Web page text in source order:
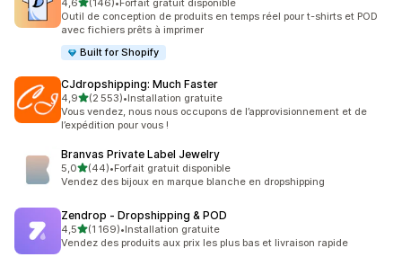
4,6 (146)
146 avis au total
•Forfait gratuit disponible
Outil de conception de produits en temps réel pour t-shirts et POD
avec fichiers prêts à imprimer
Built for Shopify
CJdropshipping: Much Faster
4,9étoile(s) sur 5
(2 553)
2553 avis au total
•Installation gratuite
Vous vendez, nous nous occupons de l’approvisionnement et de
l’expédition pour vous !
Branvas Private Label Jewelry
5,0étoile(s) sur 5
(44)
44 avis au total
•Forfait gratuit disponible
Vendez des bijoux en marque blanche en dropshipping
Zendrop ‑ Dropshipping & POD
4,5étoile(s) sur 5
(1 169)
1169 avis au total
•Installation gratuite
Vendez des produits aux prix les plus bas et livraison rapide